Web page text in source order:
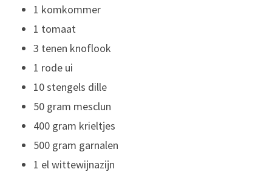
1 komkommer
1 tomaat
3 tenen knoflook
1 rode ui
10 stengels dille
50 gram mesclun
400 gram krieltjes
500 gram garnalen
1 el wittewijnazijn